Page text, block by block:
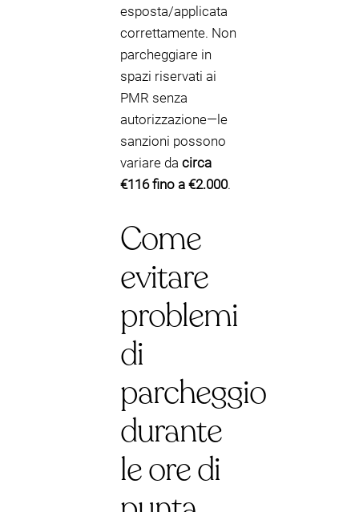
esposta/applicata
correttamente. Non
parcheggiare in
spazi riservati ai
PMR senza
autorizzazione—le
sanzioni possono
variare da circa
€116 fino a €2.000.
Come
evitare
problemi
di
parcheggio
durante
le ore di